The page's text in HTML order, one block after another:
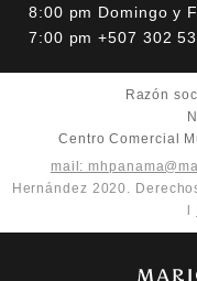
8:00 pm Domingo y
7:00 pm +507 302
Razón
Centro Comercial
mail:
Hernández 2020.